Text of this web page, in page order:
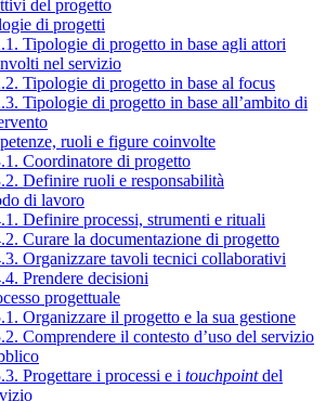
del progetto
di progetti
Tipologie di progetto in base agli attori
nel servizio
Tipologie di progetto in base al focus
Tipologie di progetto in base all’ambito di
ruoli e figure coinvolte
Coordinatore di progetto
Definire ruoli e responsabilità
di lavoro
Definire processi, strumenti e rituali
Curare la documentazione di progetto
Organizzare tavoli tecnici collaborativi
Prendere decisioni
progettuale
Organizzare il progetto e la sua gestione
Comprendere il contesto d’uso del servizio
Progettare i processi e i touchpointdel